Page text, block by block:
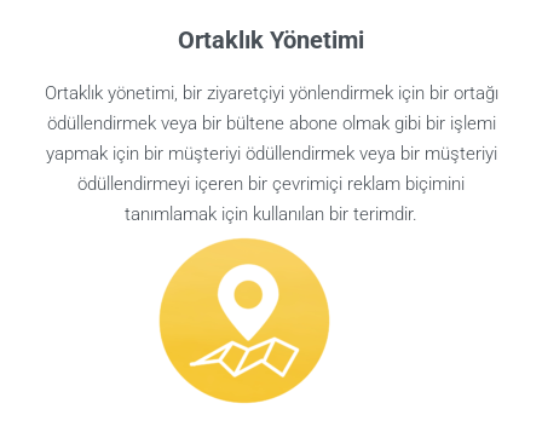
Ortaklık Yönetimi
Ortaklık yönetimi, bir ziyaretçiyi yönlendirmek için bir ortağı
ödüllendirmek veya bir bültene abone olmak gibi bir işlemi
yapmak için bir müşteriyi ödüllendirmek veya bir müşteriyi
ödüllendirmeyi içeren bir çevrimiçi reklam biçimini
tanımlamak için kullanılan bir terimdir.